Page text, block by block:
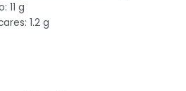
11 g
1.2 g